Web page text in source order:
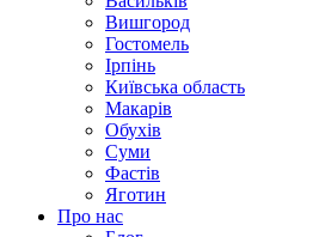
Вишгород
Гостомель
Ірпінь
Київська область
Макарів
Обухів
Суми
Фастів
Яготин
Про нас